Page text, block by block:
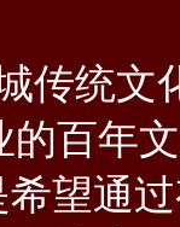
传统文
的百年
希望通